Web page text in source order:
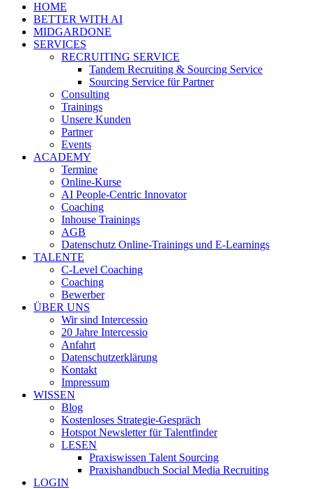
HOME
BETTER WITH AI
MIDGARDONE
SERVICES
RECRUITING SERVICE
Tandem Recruiting & Sourcing Service
Sourcing Service für Partner
Consulting
Trainings
Unsere Kunden
Partner
Events
ACADEMY
Termine
Online-Kurse
AI People-Centric Innovator
Coaching
Inhouse Trainings
AGB
Datenschutz Online-Trainings und E-Learnings
TALENTE
C-Level Coaching
Coaching
Bewerber
ÜBER UNS
Wir sind Intercessio
20 Jahre Intercessio
Anfahrt
Datenschutzerklärung
Kontakt
Impressum
WISSEN
Blog
Kostenloses Strategie-Gespräch
Hotspot Newsletter für Talentfinder
LESEN
Praxiswissen Talent Sourcing
Praxishandbuch Social Media Recruiting
LOGIN